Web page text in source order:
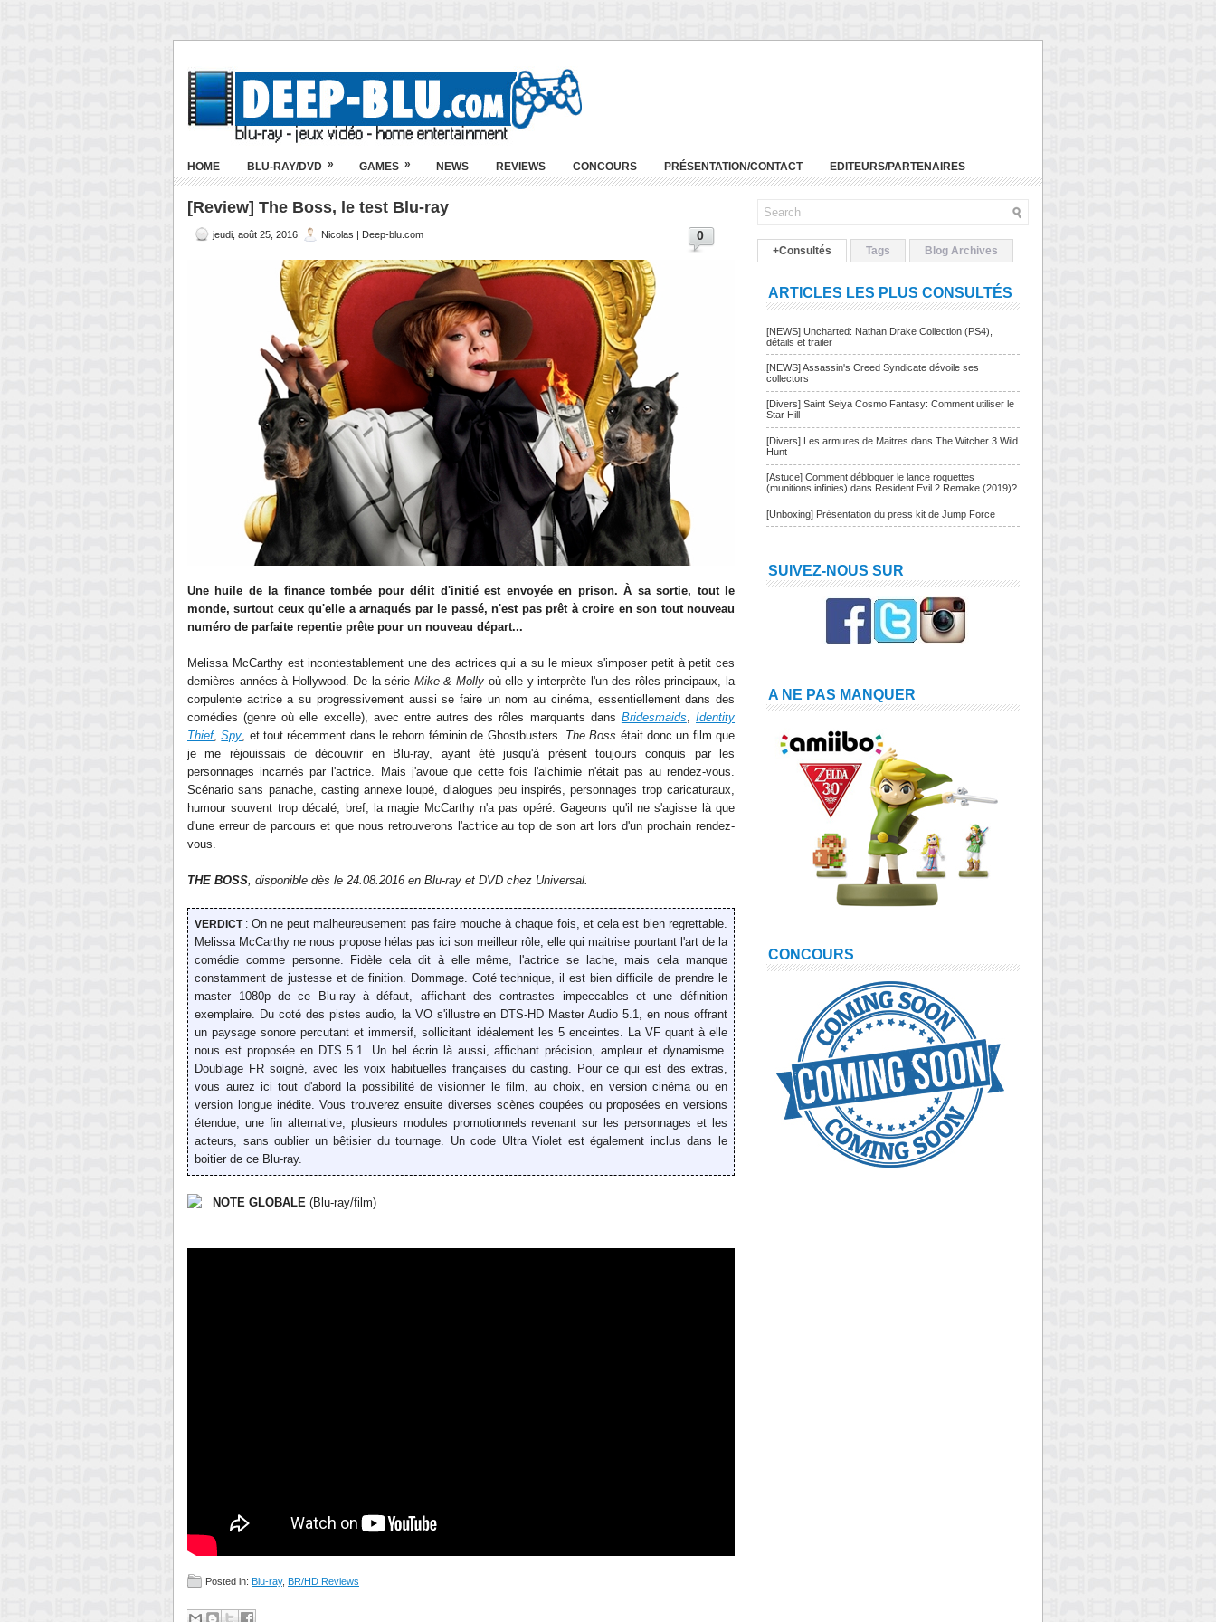
HOME BLU-RAY/DVD » GAMES » NEWS REVIEWS CONCOURS PRÉSENTATION/CONTACT EDITEURS/PARTENAIRES
[Review] The Boss, le test Blu-ray
jeudi, août 25, 2016 Nicolas | Deep-blu.com 0
Une huile de la finance tombée pour délit d'initié est envoyée en prison. À sa sortie, tout le
monde, surtout ceux qu'elle a arnaqués par le passé, n'est pas prêt à croire en son tout nouveau
numéro de parfaite repentie prête pour un nouveau départ...
Melissa McCarthy est incontestablement une des actrices qui a su le mieux s'imposer petit à petit ces
dernières annéesà Hollywood. De la série Mike & Molly où elle yinterprète l'un des rôles principaux, la
corpulente actrice a su progressivement aussise faire un nom au cinéma, essentiellement dans des
comédies (genre où elle excelle), avec entre autres desrôles marquants dans Bridesmaids,Identity
Thief, Spy, et toutrécemment dans le reborn féminin de Ghostbusters. The Boss était doncun film que
je me réjouissais de découvrir en Blu-ray, ayant été jusqu'à présent toujours conquis par les
personnages incarnés par l'actrice. Mais j'avoue que cette fois l'alchimie n'était pas au rendez-vous.
Scénario sans panac he, casting annexe loupé, dialogues peu inspirés, personnages trop caricaturaux,
humour souvent trop décalé, bref, la magie McCarthy n'a pas opéré.Gageons qu'il ne s'agisse là que
d'une erreur de parcours et que nous retrouverons l'actrice au top de son art lors d'un prochain rendez-
vous.
THE BOSS, disponible dès le 24.08.2016 en Blu-ray et DVD chez Universal.
VERDICT: On ne peutmalheureusement pas faire mouche à chaque fois, et cela est bien regrettable.
Melissa McCarthy ne nous propose hélas pas ici son meilleur rôle, elle qui maitrise pourtant l'art de la
comédie comme personne. Fidèle cela dit à elle même, l'actrice se lache, mais cela manque
constamment dejustesse et de finition. Dommage. Coté technique,il est bien difficile de prendre le
master 1080p de ce Blu-ray à défaut, affichant des contrastes impeccables et une définition
exemplaire. Du coté des pistes audio, la VO s'illustre en DTS-HD Master Audio 5.1, en nous offrant
un paysage sonorepercutant etimmersif, sollicitant idéalementles 5 enceintes. La VF quant à elle
nous est proposée en DTS 5.1. Un bel écrin là aussi, affichant précision, ampleur et dynamisme.
Doublage FR soigné, avec les voix habituelles françaises du casting. Pour ce qui est des extras,
vous aurez ici tout d'abord la possibilité de visionner le film, au choix, en version cinéma ou en
version longue inédite. Vous trouverez ensuite diverses scènes coupées ou proposées en versions
étendue, une fin alternative, plusieurs modules promotionnels revenant sur les personnages et les
acteurs, sans oublier un bêtisier du tournage. Un code Ultra Violet est également inclus dans le
boitier de ce Blu-ray.
NOTE GLOBALE (Blu-ray/film)
Posted in: Blu-ray, BR/HD Reviews
+Consultés Tags Blog Archives
ARTICLES LES PLUS CONSULTÉS
[NEWS] Uncharted: Nathan Drake Collection (PS4),
détails et trailer
[NEWS] Assassin's Creed Syndicate dévoile ses
collectors
[Divers] Saint Seiya Cosmo Fantasy: Comment utiliser le
Star Hill
[Divers] Les armures de Maitres dans The Witcher 3 Wild
Hunt
[Astuce] Comment débloquer le lance roquettes
(munitions infinies) dans Resident Evil 2 Remake (2019)?
[Unboxing] Présentation du press kit de Jump Force
SUIVEZ-NOUS SUR
A NE PAS MANQUER
CONCOURS